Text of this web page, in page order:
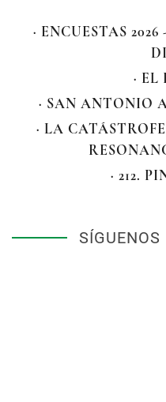
· ENCUESTAS
·
· SAN ANTONIO
· LA
· 212.
SÍGUENOS